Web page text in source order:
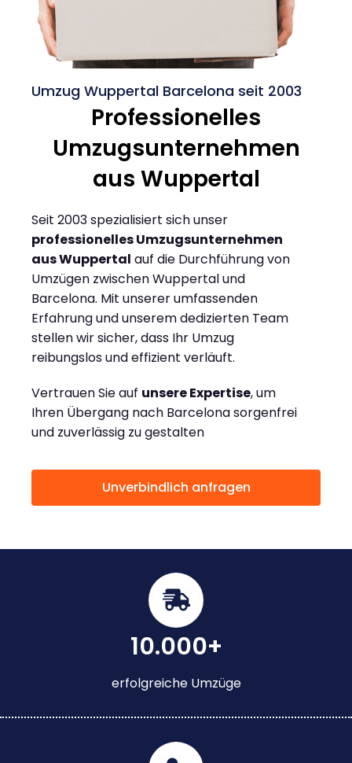
Umzug Wuppertal Barcelona seit 2003
Professionelles
Umzugsunternehmen
aus Wuppertal
Seit 2003 spezialisiert sich unser
professionelles Umzugsunternehmen
aus Wuppertal auf die Durchführung von
Umzügen zwischen Wuppertal und
Barcelona. Mit unserer umfassenden
Erfahrung und unserem dedizierten Team
stellen wir sicher, dass Ihr Umzug
reibungslos und effizient verläuft.
Vertrauen Sie auf unsere Expertise, um
Ihren Übergang nach Barcelona sorgenfrei
und zuverlässig zu gestalten
Unverbindlich anfragen
10.000+
erfolgreiche Umzüge